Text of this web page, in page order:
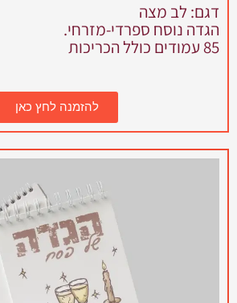
דגם: לב מצה
הגדה נוסח ספרדי-מזרחי.
85 עמודים כולל הכריכות
להזמנה לחץ כאן